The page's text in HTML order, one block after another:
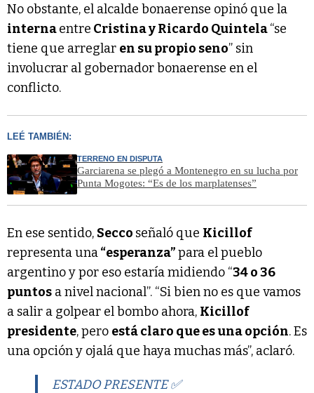
No obstante, el alcalde bonaerense opinó que la
internaentre Cristina y Ricardo Quintela“se
tiene que arreglar en su propio seno” sin
involucrar al gobernador bonaerense en el
conflicto.
LEÉ TAMBIÉN:
TERRENO EN DISPUTA
Garciarena se plegó a Montenegro en su lucha por
Punta Mogotes: “Es de los marplatenses”
En ese sentido, Secco señaló que Kicillof
representa una“esperanza”para el pueblo
argentino y por eso estaría midiendo “34 o 36
puntos a nivel nacional”. “Si bien no es que vamos
a salir a golpear el bombo ahora, Kicillof
presidente, pero está claro que es una opción. Es
una opción y ojalá que haya muchas más”, aclaró.
ESTADO PRESENTE ✅